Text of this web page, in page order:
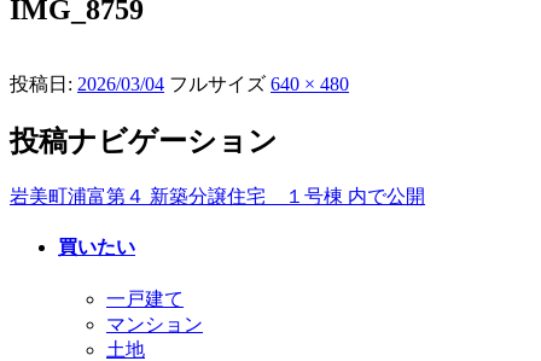
IMG_8759
投稿日: 2026/03/04 フルサイズ 640 × 480
投稿ナビゲーション
岩美町浦富第４ 新築分譲住宅 １号棟 内で公開
買いたい
一戸建て
マンション
土地